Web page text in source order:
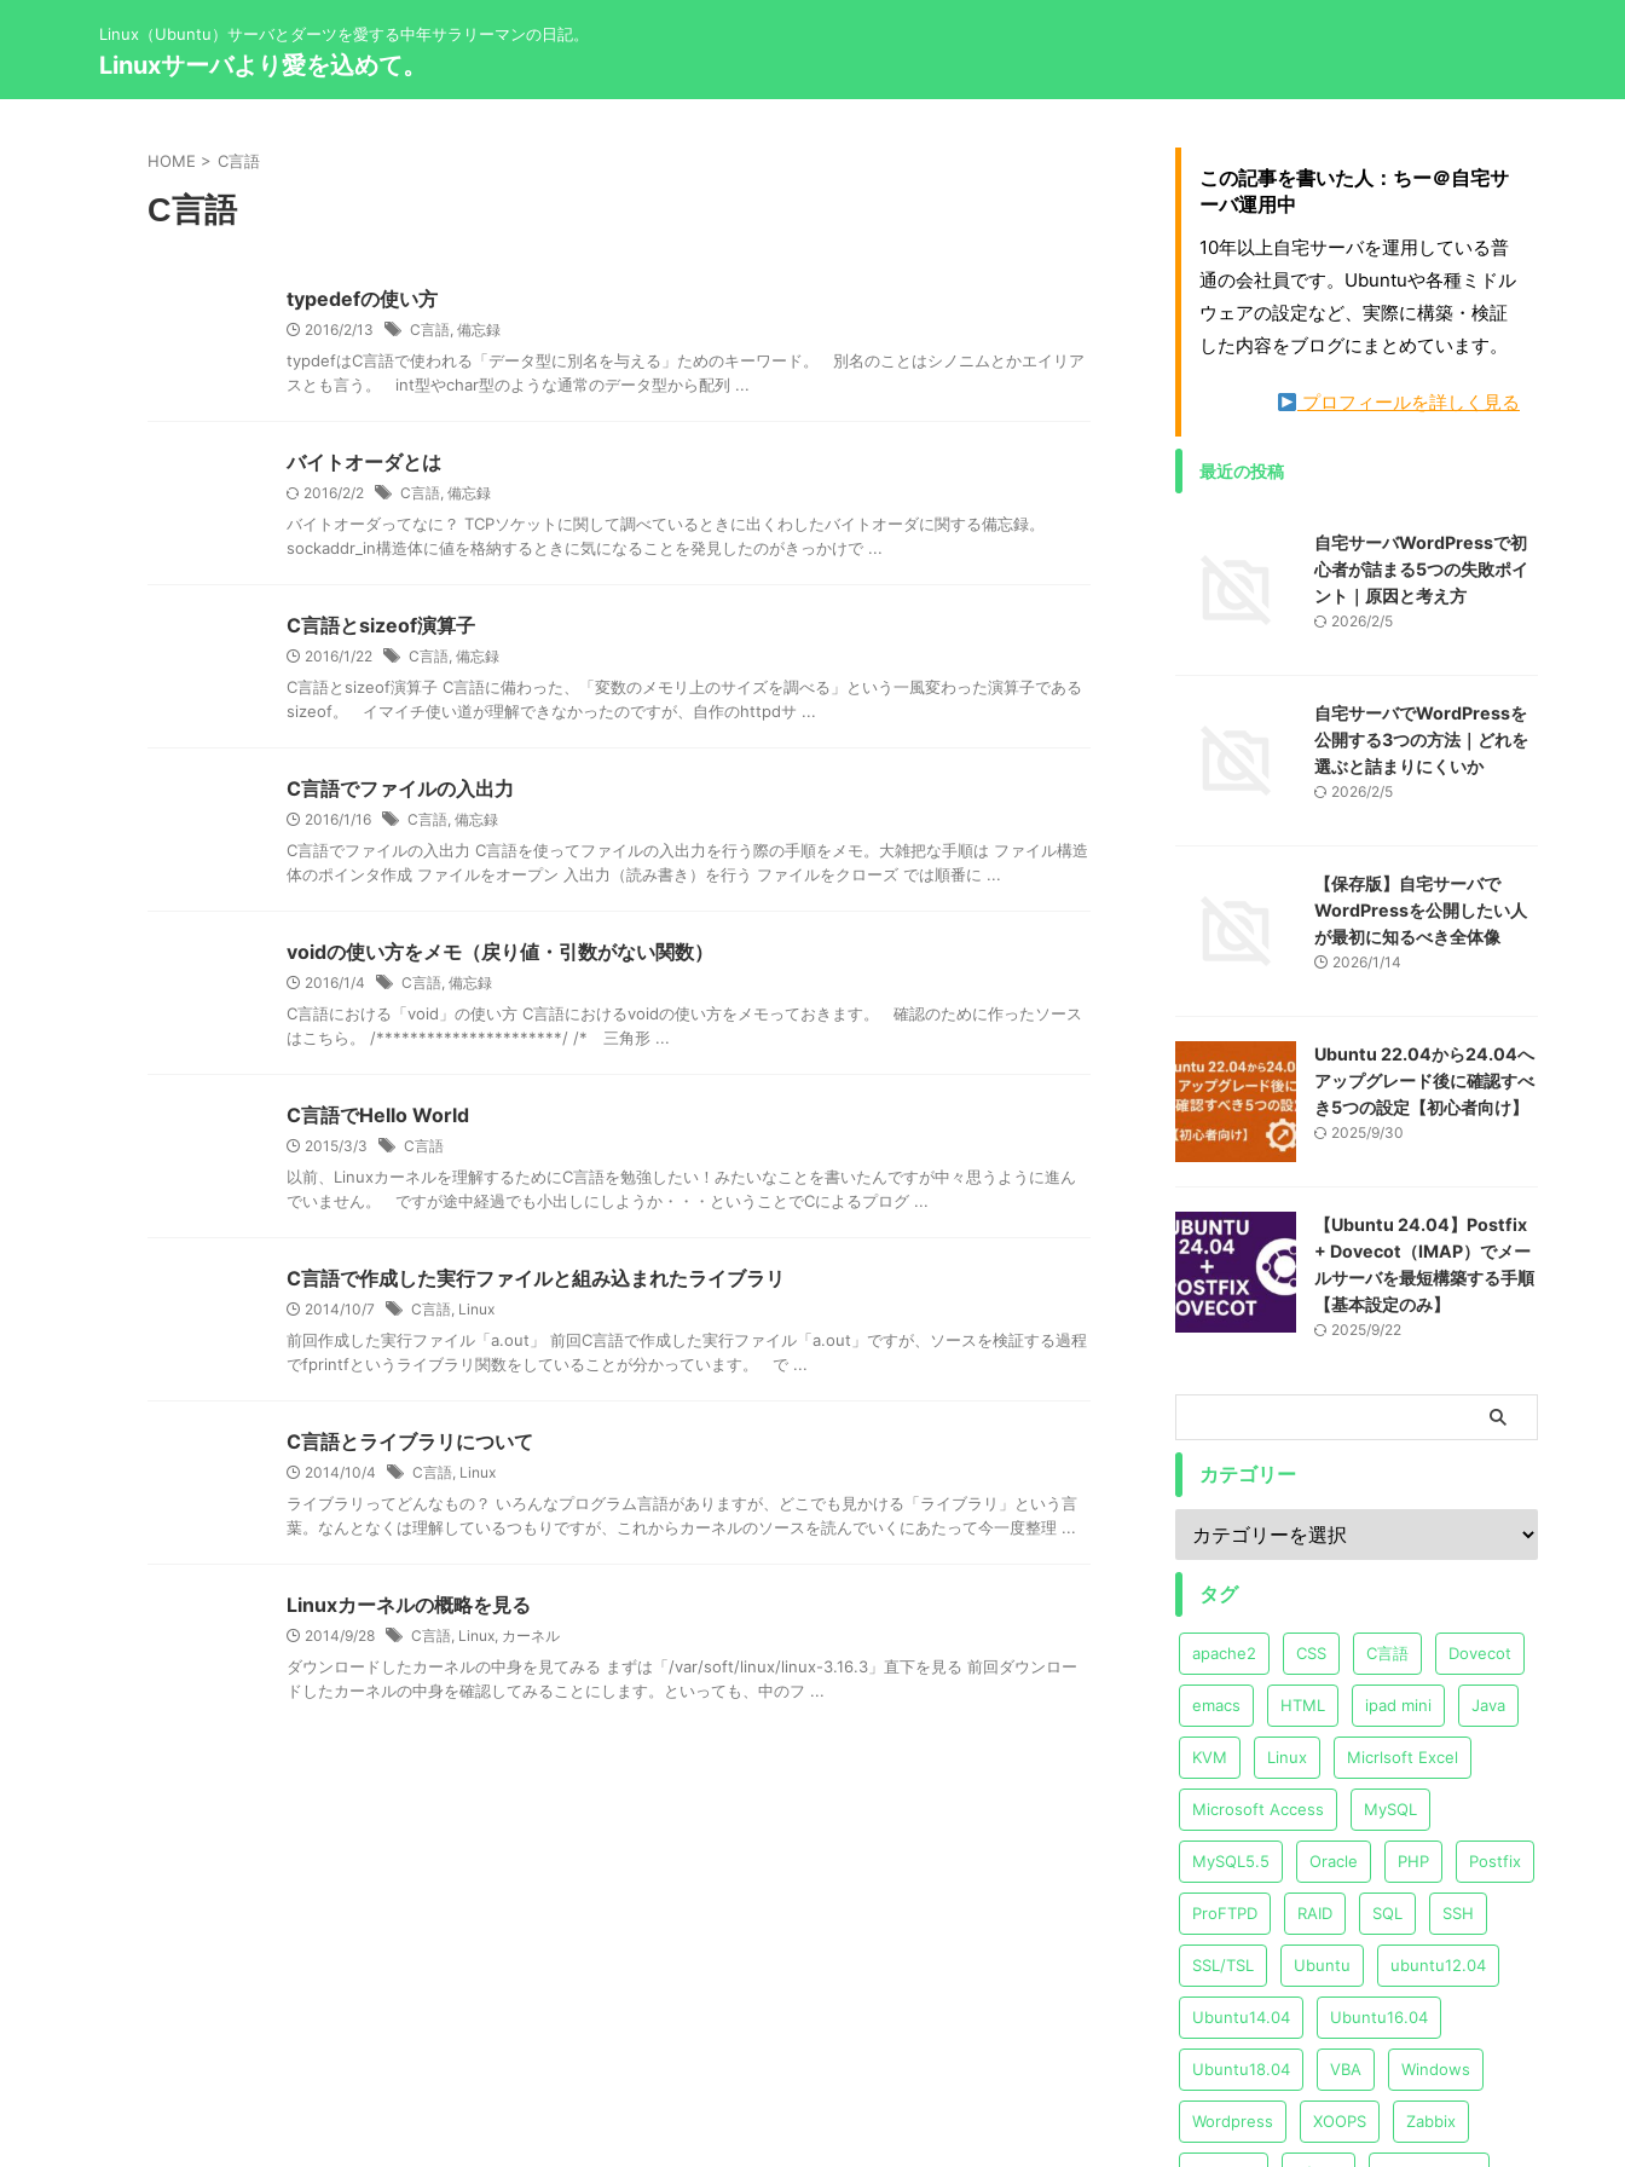
Linux（Ubuntu）サーバとダーツを愛する中年サラリーマンの日記。
Linuxサーバより愛を込めて。
HOME > C言語
C言語
typedefの使い方
2016/2/13 C言語, 備忘録
typdefはC言語で使われる「データ型に別名を与える」ためのキーワード。 別名のことはシノニムとかエイリア
スとも言う。 int型やchar型のような通常のデータ型から配列 ...
バイトオーダとは
2016/2/2 C言語, 備忘録
バイトオーダってなに？ TCPソケットに関して調べているときに出くわしたバイトオーダに関する備忘録。
sockaddr_in構造体に値を格納するときに気になることを発見したのがきっかけで ...
C言語とsizeof演算子
2016/1/22 C言語, 備忘録
C言語とsizeof演算子 C言語に備わった、「変数のメモリ上のサイズを調べる」という一風変わった演算子である
sizeof。 イマイチ使い道が理解できなかったのですが、自作のhttpdサ ...
C言語でファイルの入出力
2016/1/16 C言語, 備忘録
C言語でファイルの入出力 C言語を使ってファイルの入出力を行う際の手順をメモ。大雑把な手順は ファイル構造
体のポインタ作成 ファイルをオープン 入出力（読み書き）を行う ファイルをクローズ では順番に ...
voidの使い方をメモ（戻り値・引数がない関数）
2016/1/4 C言語, 備忘録
C言語における「void」の使い方 C言語におけるvoidの使い方をメモっておきます。 確認のために作ったソース
はこちら。 /**********************/ /* 三角形 ...
C言語でHello World
2015/3/3 C言語
以前、Linuxカーネルを理解するためにC言語を勉強したい！みたいなことを書いたんですが中々思うように進ん
でいません。 ですが途中経過でも小出しにしようか・・・ということでCによるプログ ...
C言語で作成した実行ファイルと組み込まれたライブラリ
2014/10/7 C言語, Linux
前回作成した実行ファイル「a.out」 前回C言語で作成した実行ファイル「a.out」ですが、ソースを検証する過程
でfprintfというライブラリ関数をしていることが分かっています。 で ...
C言語とライブラリについて
2014/10/4 C言語, Linux
ライブラリってどんなもの？ いろんなプログラム言語がありますが、どこでも見かける「ライブラリ」という言
葉。なんとなくは理解しているつもりですが、これからカーネルのソースを読んでいくにあたって今一度整理 ...
Linuxカーネルの概略を見る
2014/9/28 C言語, Linux, カーネル
ダウンロードしたカーネルの中身を見てみる まずは「/var/soft/linux/linux-3.16.3」直下を見る 前回ダウンロー
ドしたカーネルの中身を確認してみることにします。といっても、中のフ ...
この記事を書いた人：ちー＠自宅サ
ーバ運用中
10年以上自宅サーバを運用している普
通の会社員です。Ubuntuや各種ミドル
ウェアの設定など、実際に構築・検証
した内容をブログにまとめています。
プロフィールを詳しく見る
最近の投稿
自宅サーバWordPressで初
心者が詰まる5つの失敗ポイ
ント｜原因と考え方
2026/2/5
自宅サーバでWordPressを
公開する3つの方法｜どれを
選ぶと詰まりにくいか
2026/2/5
【保存版】自宅サーバで
WordPressを公開したい人
が最初に知るべき全体像
2026/1/14
Ubuntu 22.04から24.04へ
アップグレード後に確認すべ
き5つの設定【初心者向け】
2025/9/30
【Ubuntu 24.04】Postfix
+ Dovecot（IMAP）でメー
ルサーバを最短構築する手順
【基本設定のみ】
2025/9/22
カテゴリー
タグ
apache2 CSS C言語 Dovecot
emacs HTML ipad mini Java
KVM Linux Micrlsoft Excel
Microsoft Access MySQL
MySQL5.5 Oracle PHP Postfix
ProFTPD RAID SQL SSH
SSL/TSL Ubuntu ubuntu12.04
Ubuntu14.04 Ubuntu16.04
Ubuntu18.04 VBA Windows
Wordpress XOOPS Zabbix